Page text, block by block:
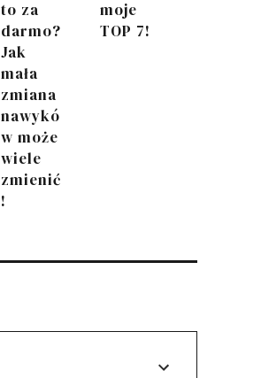
to za
darmo?
Jak
mała
zmiana
nawykó
w może
wiele
zmienić
!
moje
TOP 7!